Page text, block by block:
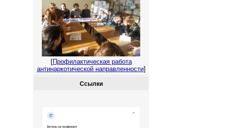
[Профилактическая работа
антинаркотической направленности]
Ссылки